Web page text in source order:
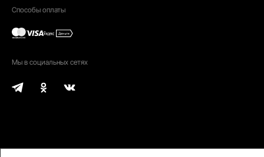
Способы оплаты
Мы в социальных сетях